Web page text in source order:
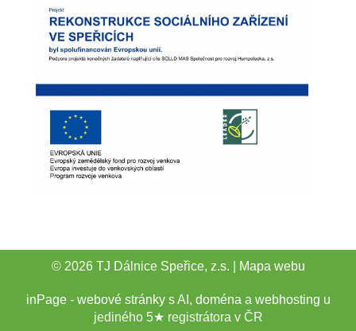
© 2026 TJ Dálnice Speřice, z.s. Mapa webu
inPage- webové stránkys AI, doménaa webhosting u
jediného 5★ registrátora v ČR